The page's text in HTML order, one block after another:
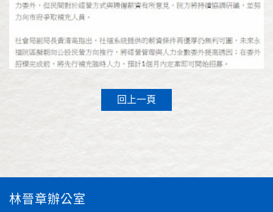
回上一頁
林晉章辦公室